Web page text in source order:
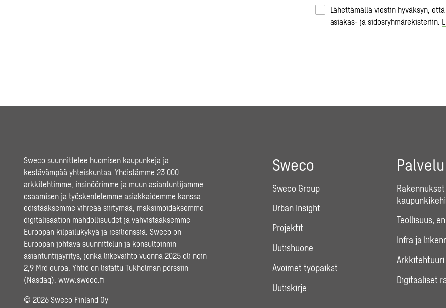
Lähettämällä viestin hyväksyn,
asiakas- ja sidosryhmärekisteriin.
Sweco suunnittelee huomisen kaupunkeja ja
kestävämpää yhteiskuntaa. Yhdistämme 23 000
arkkitehtimme, insinöörimme ja muun asiantuntijamme
osaamisen ja työskentelemme asiakkaidemme kanssa
edistääksemme vihreää siirtymää, maksimoidaksemme
digitalisaation mahdollisuudet ja vahvistaaksemme
Euroopan kilpailukykyä ja resilienssiä. Sweco on
Euroopan johtava suunnittelun ja konsultoinnin
asiantuntijayritys, jonka liikevaihto vuonna 2025 oli noin
2,9 Mrd euroa. Yhtiö on listattu Tukholman pörssiin
(Nasdaq). www.sweco.fi
© 2026 Sweco Finland Oy
Sweco
Sweco Group
Urban Insight
Projektit
Uutishuone
Avoimet työpaikat
Uutiskirje
Teollisuus,
Infra ja
Arkkitehtuuri
Digitaaliset